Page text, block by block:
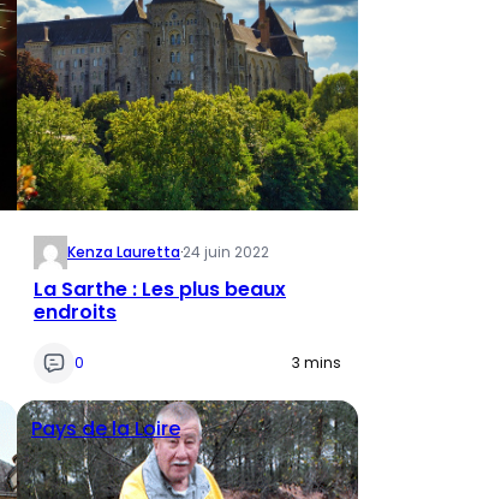
Kenza Lauretta·24 juin 2022
La Sarthe : Les plus beaux
endroits
0 3 mins
Pays de la Loire